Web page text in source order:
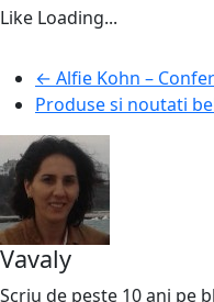
Like Loading...
← Alfie Kohn –
Produse si noutati
Vavaly
Scriu de peste 10 ani pe